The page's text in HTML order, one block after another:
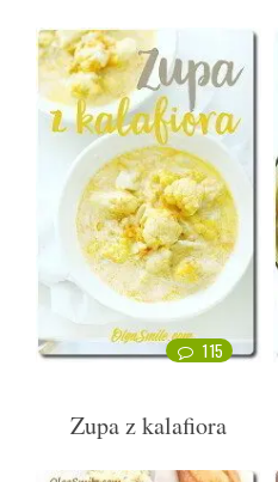
115
Zupa z kalafiora